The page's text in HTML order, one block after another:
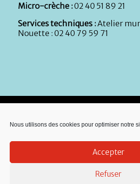
Nous utilisons des cookies pour optimiser notre
Accepter
Refuser
Micro-crèche :02 40 51 89 21
Services techniques :Atelier
Nouette : 02 40 79 59 71